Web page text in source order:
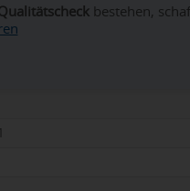
bestehen,